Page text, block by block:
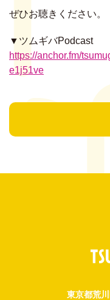
ぜひお聴きください。
▼ツムギバPodcast
https://anchor.fm/
e1j51ve
東京都荒